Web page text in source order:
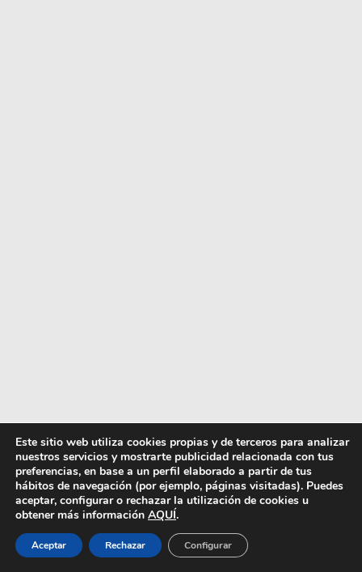
Este sitio web utiliza cookies propias y de terceros para analizar
nuestros servicios y mostrarte publicidad relacionada con tus
preferencias, en base a un perfil elaborado a partir de tus
hábitos de navegación (por ejemplo, páginas visitadas). Puedes
aceptar, configurar o rechazar la utilización de cookies u
obtener más información AQUÍ.
Aceptar Rechazar Configurar